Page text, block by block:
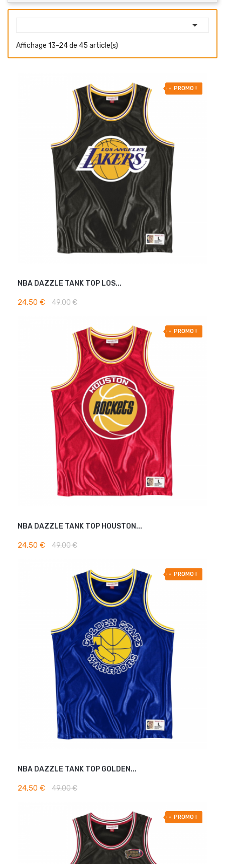

Affichage 13-24 de 45 article(s)
-50% OFF
PROMO !
NBA DAZZLE TANK TOP LOS...
24,50 € 49,00 €
-50% OFF
PROMO !
NBA DAZZLE TANK TOP HOUSTON...
24,50 € 49,00 €
-50% OFF
PROMO !
NBA DAZZLE TANK TOP GOLDEN...
24,50 € 49,00 €
-50% OFF
PROMO !